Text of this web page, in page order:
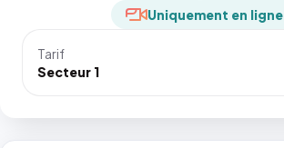
Uniquement en ligne
Tarif
Secteur 1